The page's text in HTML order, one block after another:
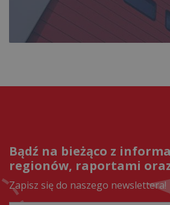
Bądź na bieżąco z
regionów, raportami
Zapisz się do naszego newslettera!